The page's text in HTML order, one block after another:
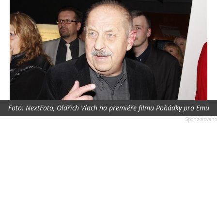
Foto: NextFoto, Oldřich Vlach na premiéře filmu Pohádky pro Emu